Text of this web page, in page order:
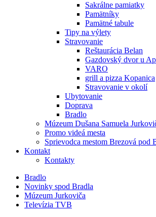
Sakrálne pamiatky
Pamätníky
Pamätné tabule
Tipy na výlety
Stravovanie
Reštaurácia Belan
Gazdovský dvor u
VARO
grill a pizza Kopanica
Stravovanie v okolí
Ubytovanie
Doprava
Bradlo
Múzeum Dušana Samuela
Promo videá mesta
Sprievodca mestom Brezová pod
Kontakt
Kontakty
Bradlo
Novinky spod Bradla
Múzeum Jurkoviča
Televízia TVB